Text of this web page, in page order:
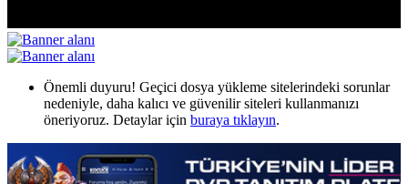
Önemli duyuru! Geçici dosya yükleme sitelerindeki sorunlar
nedeniyle, daha kalıcı ve güvenilir siteleri kullanmanızı
öneriyoruz. Detaylar için buraya tıklayın.